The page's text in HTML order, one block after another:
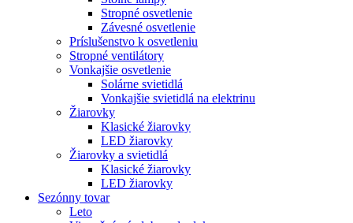
Stropné osvetlenie
Závesné osvetlenie
Príslušenstvo k osvetleniu
Stropné ventilátory
Vonkajšie osvetlenie
Solárne svietidlá
Vonkajšie svietidlá na elektrinu
Žiarovky
Klasické žiarovky
LED žiarovky
Žiarovky a svietidlá
Klasické žiarovky
LED žiarovky
Sezónny tovar
Leto